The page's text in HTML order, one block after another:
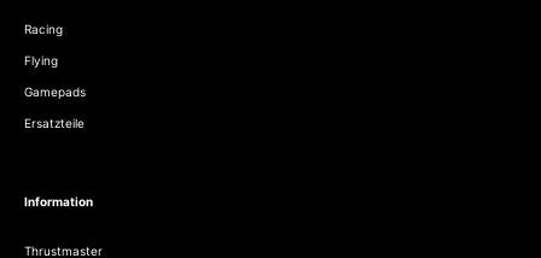
Racing
Flying
Gamepads
Ersatzteile
Information
Thrustmaster